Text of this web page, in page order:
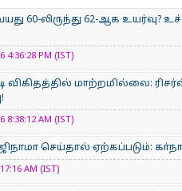
60-லிருந்து 62-ஆக
PM (IST)
விகிதத்தில் மாற்றமில்லை:
AM (IST)
செய்தால் ஏற்கப்படும்:
AM (IST)